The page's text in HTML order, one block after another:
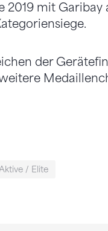
2019 mit
der
/ Elite